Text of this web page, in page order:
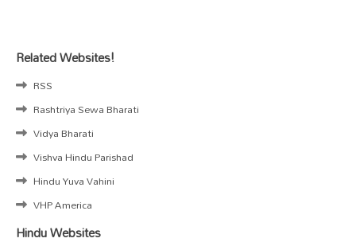
Related Websites!
RSS
Rashtriya Sewa Bharati
Vidya Bharati
Vishva Hindu Parishad
Hindu Yuva Vahini
VHP America
Hindu Websites